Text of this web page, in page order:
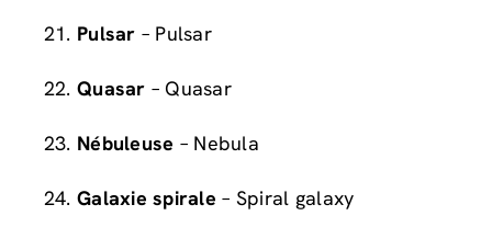
Pulsar – Pulsar
Quasar – Quasar
Nébuleuse – Nebula
Galaxie spirale – Spiral galaxy